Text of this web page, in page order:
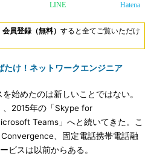
LINE Hatena
会員登録（無料） すると全てご覧いただけ
たけ！ネットワークエンジニア
始めたのは新しいことではない。
、2015年の「Skype for
Teams」へと続いてきた。こ
、固定電話携帯電話融
ビスは以前からある。